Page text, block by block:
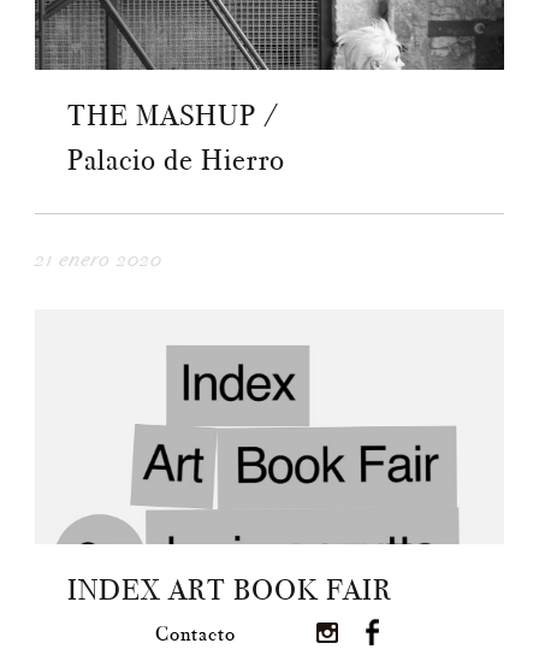
Contacto
THE MASHUP /
Palacio de Hierro
21 enero 2020
INDEX ART BOOK FAIR